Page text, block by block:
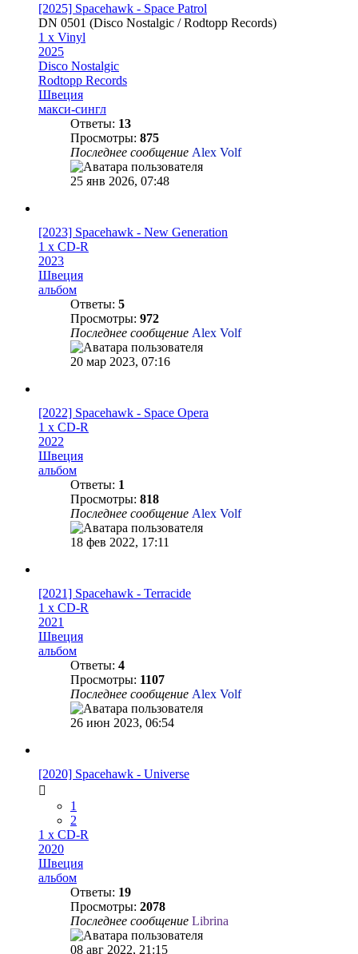
[2025] Spacehawk - Space Patrol
DN 0501 (Disco Nostalgic / Rodtopp Records)
1 x Vinyl
2025
Disco Nostalgic
Rodtopp Records
Швеция
макси-сингл
Ответы: 13
Просмотры: 875
Последнее сообщение Alex Volf
25 янв 2026, 07:48
[2023] Spacehawk - New Generation
1 x CD-R
2023
Швеция
альбом
Ответы: 5
Просмотры: 972
Последнее сообщение Alex Volf
20 мар 2023, 07:16
[2022] Spacehawk - Space Opera
1 x CD-R
2022
Швеция
альбом
Ответы: 1
Просмотры: 818
Последнее сообщение Alex Volf
18 фев 2022, 17:11
[2021] Spacehawk - Terracide
1 x CD-R
2021
Швеция
альбом
Ответы: 4
Просмотры: 1107
Последнее сообщение Alex Volf
26 июн 2023, 06:54
[2020] Spacehawk - Universe
1
2
1 x CD-R
2020
Швеция
альбом
Ответы: 19
Просмотры: 2078
Последнее сообщение Librina
08 авг 2022, 21:15